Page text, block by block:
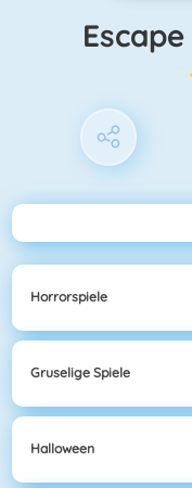
Horrorspiele
Gruselige Spiele
Halloween